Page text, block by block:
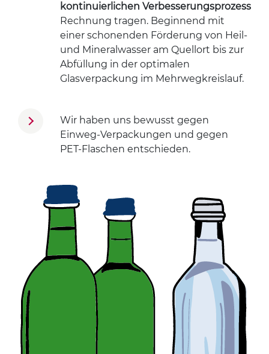
kontinuierlichen Verbesserungsprozess
Rechnung tragen. Beginnend mit
einer schonenden Förderung von Heil-
und Mineralwasser am Quellort bis zur
Abfüllung in der optimalen
Glasverpackung im Mehrwegkreislauf.
Wir haben uns bewusst gegen
Einweg-Verpackungen und gegen
PET-Flaschen entschieden.